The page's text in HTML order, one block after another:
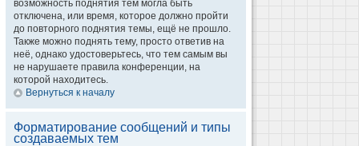
возможность поднятия тем могла быть
отключена, или время, которое должно пройти
до повторного поднятия темы, ещё не прошло.
Также можно поднять тему, просто ответив на
неё, однако удостоверьтесь, что тем самым вы
не нарушаете правила конференции, на
которой находитесь.
Вернуться к началу
Форматирование сообщений и типы
создаваемых тем